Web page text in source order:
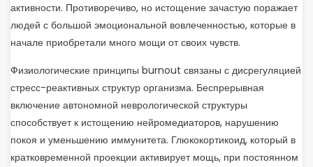
активности. Противоречиво, но истощение зачастую поражает
людей с большой эмоциональной вовлеченностью, которые в
начале приобретали много мощи от своих чувств.
Физиологические принципы burnout связаны с дисрегуляцией
стресс-реактивных структур организма. Беспрерывная
включение автономной неврологической структуры
способствует к истощению нейромедиаторов, нарушению
покоя и уменьшению иммунитета. Глюкокортикоид, который в
кратковременной проекции активирует мощь, при постоянном